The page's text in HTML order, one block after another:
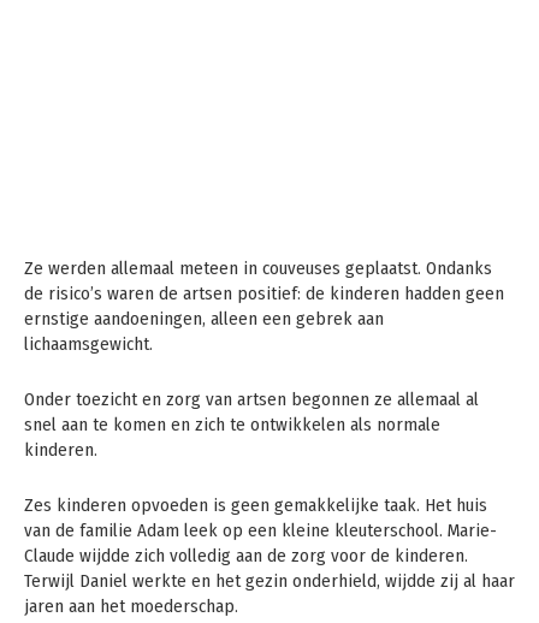
Ze werden allemaal meteen in couveuses geplaatst. Ondanks
de risico’s waren de artsen positief: de kinderen hadden geen
ernstige aandoeningen, alleen een gebrek aan
lichaamsgewicht.
Onder toezicht en zorg van artsen begonnen ze allemaal al
snel aan te komen en zich te ontwikkelen als normale
kinderen.
Zes kinderen opvoeden is geen gemakkelijke taak. Het huis
van de familie Adam leek op een kleine kleuterschool. Marie-
Claude wijdde zich volledig aan de zorg voor de kinderen.
Terwijl Daniel werkte en het gezin onderhield, wijdde zij al haar
jaren aan het moederschap.